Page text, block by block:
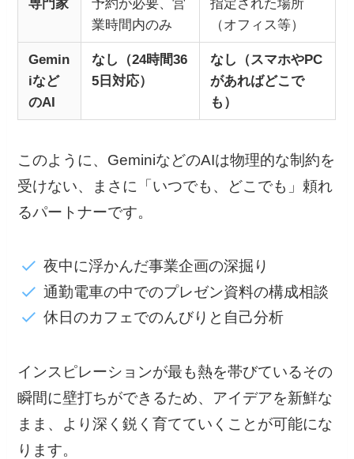
専門家
予約が必要、営
業時間内のみ
指定された場所
（オフィス等）
Gemin
iなど
のAI
なし（24時間36
5日対応）
なし（スマホやPC
があればどこで
も）
このように、GeminiなどのAIは物理的な制約を
受けない、まさに「いつでも、どこでも」頼れ
るパートナーです。
夜中に浮かんだ事業企画の深掘り
通勤電車の中でのプレゼン資料の構成相談
休日のカフェでのんびりと自己分析
インスピレーションが最も熱を帯びているその
瞬間に壁打ちができるため、アイデアを新鮮な
まま、より深く鋭く育てていくことが可能にな
ります。